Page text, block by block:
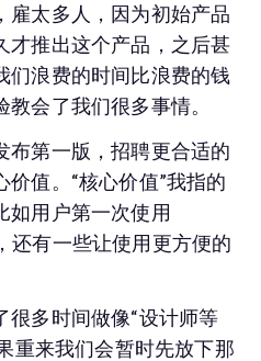
雇太多人，因为初始产品
才推出这个产品，之后甚
们浪费的时间比浪费的钱
会了我们很多事情。
布第一版，招聘更合适的
值。“核心价值”我指的
如用户第一次使用
还有一些让使用更方便的
很多时间做像“设计师等
重来我们会暂时先放下那